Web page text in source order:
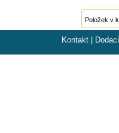
Položek v
Kontakt